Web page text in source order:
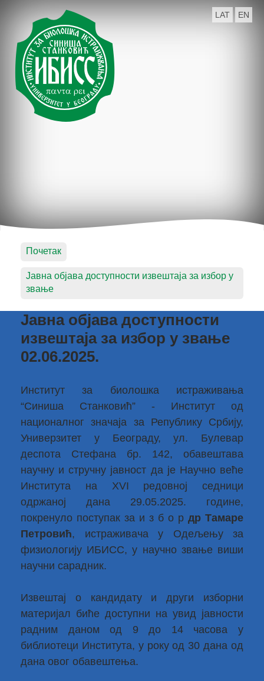
LAT EN
Почетак
Јавна објава доступности извештаја за избор у
звање
Јавна објава доступности
извештаја за избор у звање
02.06.2025.
Институт за биолошка истраживања
“Синиша Станковић” - Институт од
националног значаја за Републику Србију,
Универзитет у Београду, ул. Булевар
деспота Стефана бр. 142, обавештава
научну и стручну јавност да је Научно веће
Института на XVI редовној седници
одржаној дана 29.05.2025. године,
покренуло поступак за и з б о р др Тамаре
Петровић, истраживача у Одељењу за
физиологију ИБИСС, у научно звање виши
научни сарадник.
Извештај о кандидату и други изборни
материјал биће доступни на увид јавности
радним даном од 9 до 14 часова у
библиотеци Института, у року од 30 дана од
дана овог обавештења.